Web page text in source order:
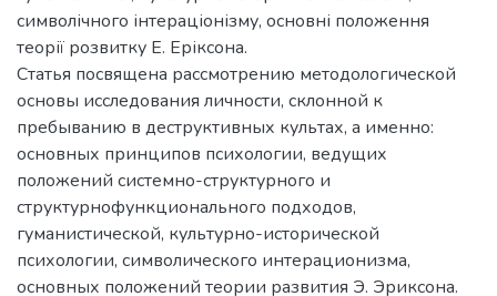
символічного інтераціонізму, основні положення
теорії розвитку Е. Еріксона.
Статья посвящена рассмотрению методологической
основы исследования личности, склонной к
пребыванию в деструктивных культах, а именно:
основных принципов психологии, ведущих
положений системно-структурного и
структурнофункционального подходов,
гуманистической, культурно-исторической
психологии, символического интерационизма,
основных положений теории развития Э. Эриксона.